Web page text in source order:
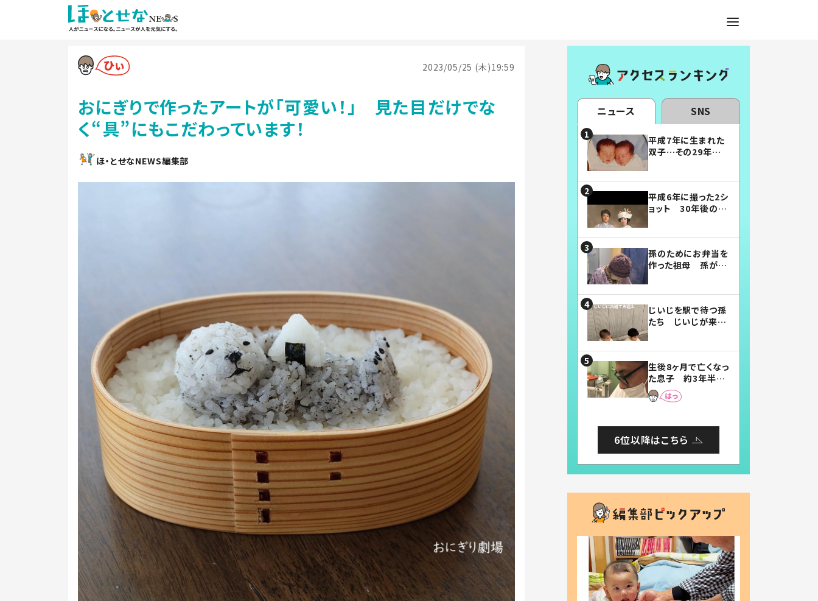
2023/05/25 (木)19:59
おにぎりで作ったアートが「可愛い！」 見た目だけでな
く“具”にもこだわっています！
ほ・とせなNEWS編集部
ニュース SNS
平成7年に生まれた
双子…その29年後
平成6年に撮った2シ
ョット 30年後の姿
孫のためにお弁当を
作った祖母 孫が絶
じいじを駅で待つ孫
たち じいじが来た
まらない」「幸せにな
れる」
生後8ヶ月で亡くなっ
た息子 約3年半
後、当時の妻の日記
に書いてあった本音
6位以降はこちら